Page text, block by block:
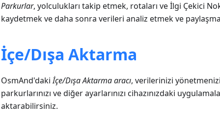
Parkurlar, yolculukları takip etmek, rotaları ve İlgi Çekici
kaydetmek ve daha sonra verileri analiz etmek ve
İçe/Dışa Aktarma
OsmAnd'dakiİçe/Dışa Aktarma aracı, verilerinizi
parkurlarınızı ve diğer ayarlarınızı cihazınızdaki
aktarabilirsiniz.